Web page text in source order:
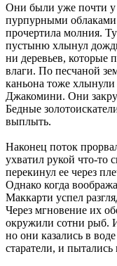
Они были уже почти у
пурпурными облаками
прочертила молния.
пустыню хлынул
ни деревьев, которые
влаги. По песчаной
каньона тоже
Джакомини. Они
Бедные
выплыть.
Наконец поток
ухватил рукой что-то
перекинул ее через
Однако когда
Маккарти успел
Через мгновение их
окружили сотни рыб.
но они казались в
старатели, и пытались